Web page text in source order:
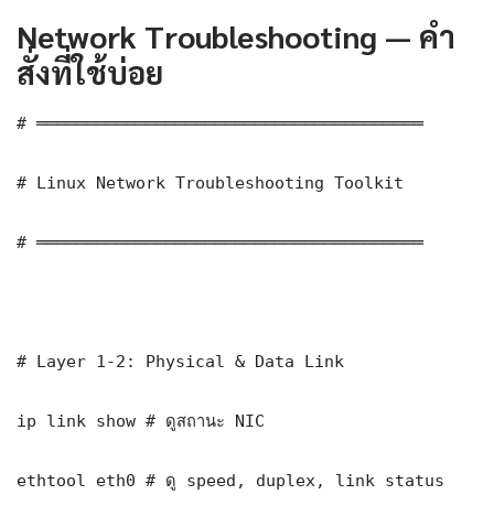
Network Troubleshooting — คำ
สั่งที่ใช้บ่อย
# ═══════════════════════════════════════
# Linux Network Troubleshooting Toolkit
# ═══════════════════════════════════════
# Layer 1-2: Physical & Data Link
ip link show # ดูสถานะ NIC
ethtool eth0 # ดู speed, duplex, link status